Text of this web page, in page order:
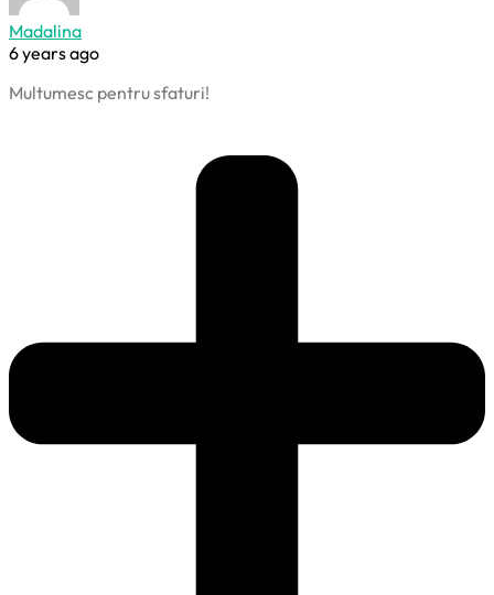
Madalina
6 years ago
Multumesc pentru sfaturi!